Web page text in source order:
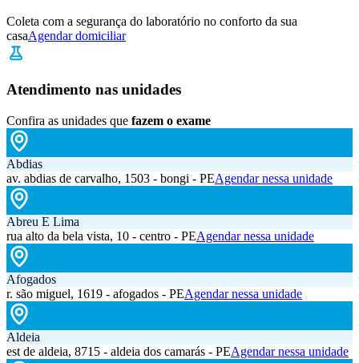
Coleta com a segurança do laboratório no conforto da sua
casaAgendar domiciliar
Atendimento nas unidades
Confira as unidades que fazem o exame
Abdias
av. abdias de carvalho, 1503 - bongi - PEAgendar nessa unidade
Abreu E Lima
rua alto da bela vista, 10 - centro - PEAgendar nessa unidade
Afogados
r. são miguel, 1619 - afogados - PEAgendar nessa unidade
Aldeia
est de aldeia, 8715 - aldeia dos camarás - PEAgendar nessa unidade